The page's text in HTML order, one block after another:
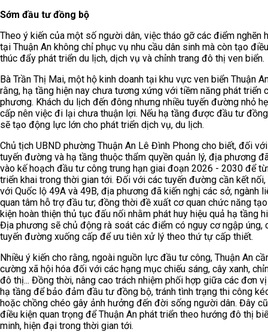
Sớm đầu tư đồng bộ
Theo ý kiến của một số người dân, việc tháo gỡ các điểm nghẽn
tại Thuận An không chỉ phục vụ nhu cầu dân sinh mà còn tạo
thúc đẩy phát triển du lịch, dịch vụ và chỉnh trang đô thị ven biển.
Bà Trần Thị Mai, một hộ kinh doanh tại khu vực ven biển Thuận
rằng, hạ tầng hiện nay chưa tương xứng với tiềm năng phát triển
phương. Khách du lịch đến đông nhưng nhiều tuyến đường nhỏ
cấp nên việc đi lại chưa thuận lợi. Nếu hạ tầng được đầu tư
sẽ tạo động lực lớn cho phát triển dịch vụ, du lịch.
Chủ tịch UBND phường Thuận An Lê Đình Phong cho biết, đối
tuyến đường và hạ tầng thuộc thẩm quyền quản lý, địa phương
vào kế hoạch đầu tư công trung hạn giai đoạn 2026 - 2030 để
triển khai trong thời gian tới. Đối với các tuyến đường cần kết
với Quốc lộ 49A và 49B, địa phương đã kiến nghị các sở, ngành
quan tâm hỗ trợ đầu tư; đồng thời đề xuất cơ quan chức năng
kiện hoàn thiện thủ tục đấu nối nhằm phát huy hiệu quả hạ tầng
Địa phương sẽ chủ động rà soát các điểm có nguy cơ ngập úng,
tuyến đường xuống cấp để ưu tiên xử lý theo thứ tự cấp thiết.
Nhiều ý kiến cho rằng, ngoài nguồn lực đầu tư công, Thuận An
cường xã hội hóa đối với các hạng mục chiếu sáng, cây xanh,
đô thị... Đồng thời, nâng cao trách nhiệm phối hợp giữa các đơn
hạ tầng để bảo đảm đầu tư đồng bộ, tránh tình trạng thi công
hoặc chồng chéo gây ảnh hưởng đến đời sống người dân. Đây
điều kiện quan trọng để Thuận An phát triển theo hướng đô thị
minh, hiện đại trong thời gian tới.